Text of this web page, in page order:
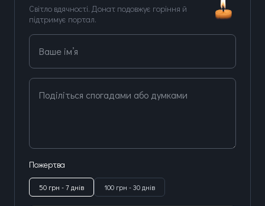
Світло вдячності. Донат подовжує горіння й
підтримує портал.
Ваше ім’я
Поділіться спогадами або думками
Пожертва
50 грн - 7 днів 100 грн - 30 днів